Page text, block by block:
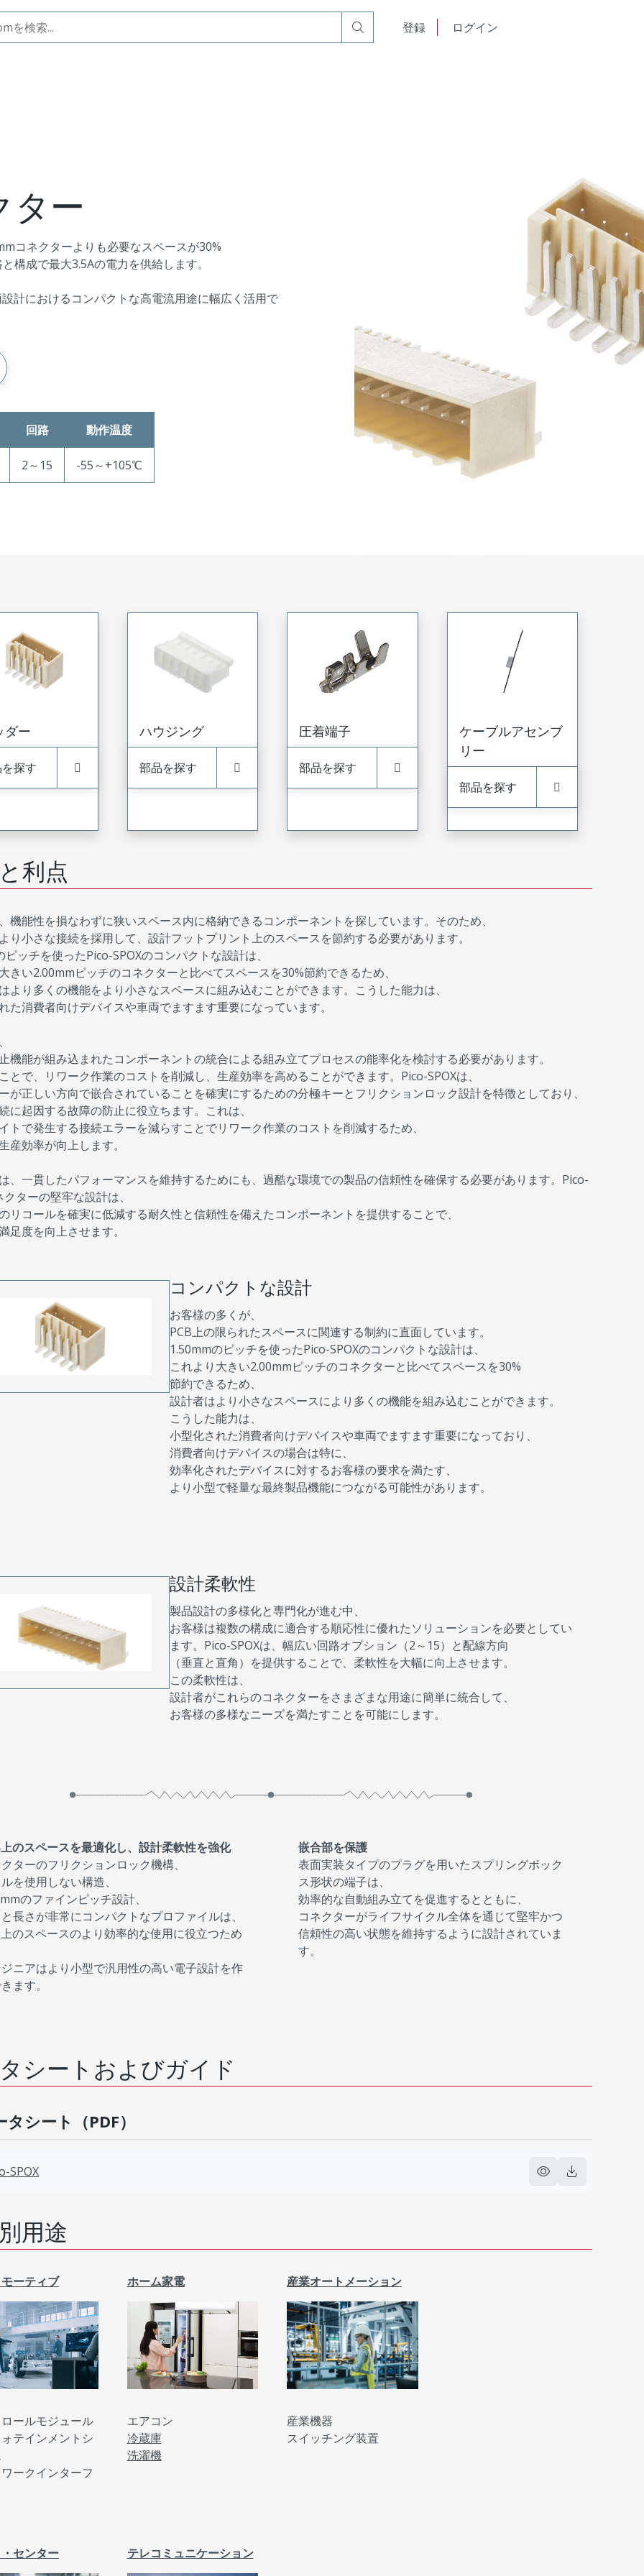
登録 ログイン
SPOXコネクター
ター
コネクターよりも必要なスペースが30%
構成で最大3.5Aの電力を供給します。
計におけるコンパクトな高電流用途に幅広く活用で
回路 動作温度
2～15 -55～+105℃
ダー
探す
ハウジング
部品を探す
圧着端子
部品を探す
ケーブルアセンブ
リー
部品を探す
利点
機能性を損なわずに狭いスペース内に格納できるコンポーネントを探しています。そのため、
り小さな接続を採用して、設計フットプリント上のスペースを節約する必要があります。
ピッチを使ったPico-SPOXのコンパクトな設計は、
きい2.00mmピッチのコネクターと比べてスペースを30%節約できるため、
より多くの機能をより小さなスペースに組み込むことができます。こうした能力は、
た消費者向けデバイスや車両でますます重要になっています。
機能が組み込まれたコンポーネントの統合による組み立てプロセスの能率化を検討する必要があります。
とで、リワーク作業のコストを削減し、生産効率を高めることができます。Pico-SPOXは、
が正しい方向で嵌合されていることを確実にするための分極キーとフリクションロック設計を特徴としており、
に起因する故障の防止に役立ちます。これは、
トで発生する接続エラーを減らすことでリワーク作業のコストを削減するため、
産効率が向上します。
、一貫したパフォーマンスを維持するためにも、過酷な環境での製品の信頼性を確保する必要があります。Pico-
クターの堅牢な設計は、
リコールを確実に低減する耐久性と信頼性を備えたコンポーネントを提供することで、
足度を向上させます。
コンパクトな設計
お客様の多くが、
PCB上の限られたスペースに関連する制約に直面しています。
1.50mmのピッチを使ったPico-SPOXのコンパクトな設計は、
これより大きい2.00mmピッチのコネクターと比べてスペースを30%
節約できるため、
設計者はより小さなスペースにより多くの機能を組み込むことができます。
こうした能力は、
小型化された消費者向けデバイスや車両でますます重要になっており、
消費者向けデバイスの場合は特に、
効率化されたデバイスに対するお客様の要求を満たす、
より小型で軽量な最終製品機能につながる可能性があります。
設計柔軟性
製品設計の多様化と専門化が進む中、
お客様は複数の構成に適合する順応性に優れたソリューションを必要としてい
ます。Pico-SPOXは、幅広い回路オプション（2～15）と配線方向
（垂直と直角）を提供することで、柔軟性を大幅に向上させます。
この柔軟性は、
設計者がこれらのコネクターをさまざまな用途に簡単に統合して、
お客様の多様なニーズを満たすことを可能にします。
のスペースを最適化し、設計柔軟性を強化
ターのフリクションロック機構、
を使用しない構造、
のファインピッチ設計、
長さが非常にコンパクトなプロファイルは、
のスペースのより効率的な使用に役立つため
ニアはより小型で汎用性の高い電子設計を作
ます。
嵌合部を保護
表面実装タイプのプラグを用いたスプリングボック
ス形状の端子は、
効率的な自動組み立てを促進するとともに、
コネクターがライフサイクル全体を通じて堅牢かつ
信頼性の高い状態を維持するように設計されていま
す。
シートおよびガイド
タシート（PDF）
SPOX
用途
ーティブ
ールモジュール
テインメントシ
ークインターフ
ホーム家電
エアコン
冷蔵庫
洗濯機
産業オートメーション
産業機器
スイッチング装置
センター テレコミュニケーション